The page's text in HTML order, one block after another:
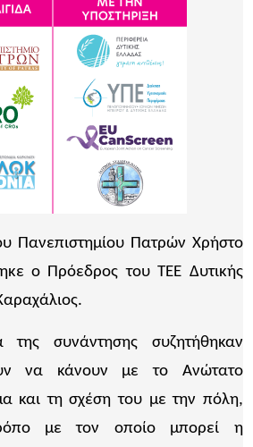
Πανεπιστημίου Πατρών Χρήστο
ο Πρόεδρος του ΤΕΕ Δυτικής
της συνάντησης συζητήθηκαν
να κάνουν με το Ανώτατο
και τη σχέση του με την πόλη,
με τον οποίο μπορεί η